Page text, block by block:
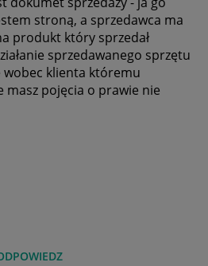
stroną, a sprzedawca ma
produkt który sprzedał
sprzedawanego sprzętu
wobec klienta któremu
masz pojęcia o prawie nie